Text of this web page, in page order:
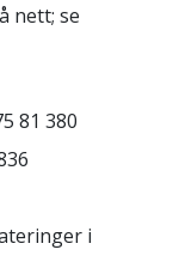
nett; se
81 380
i